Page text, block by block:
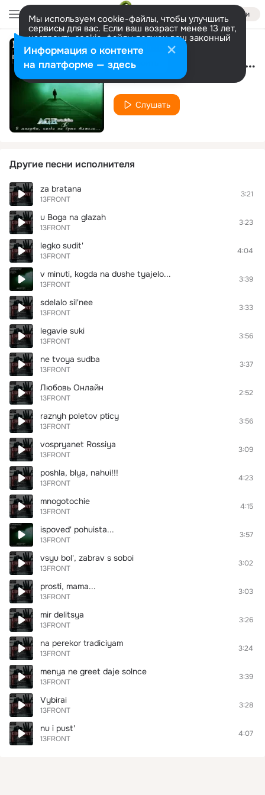
Войти
Мы используем cookie-файлы, чтобы улучшить
сервисы для вас. Если ваш возраст менее 13 лет,
настроить cookie-файлы должен ваш законный
представитель. Больше информации
Разрешить все Настроить ya nashel v tvoih glazah...
13FRONT
Слушать
Другие песни исполнителя
za bratana
13FRONT
3:21
u Boga na glazah
13FRONT
3:23
legko sudit'
13FRONT
4:04
v minuti, kogda na dushe tyajelo...
13FRONT
3:39
sdelalo sil'nee
13FRONT
3:33
legavie suki
13FRONT
3:56
ne tvoya sudba
13FRONT
3:37
Любовь Онлайн
13FRONT
2:52
raznyh poletov pticy
13FRONT
3:56
vospryanet Rossiya
13FRONT
3:09
poshla, blya, nahui!!!
13FRONT
4:23
mnogotochie
13FRONT
4:15
ispoved' pohuista...
13FRONT
3:57
vsyu bol', zabrav s soboi
13FRONT
3:02
prosti, mama...
13FRONT
3:03
mir delitsya
13FRONT
3:26
na perekor tradiciyam
13FRONT
3:24
menya ne greet daje solnce
13FRONT
3:39
Vybirai
13FRONT
3:28
nu i pust'
13FRONT
4:07
Информация о контенте
на платформе — здесь